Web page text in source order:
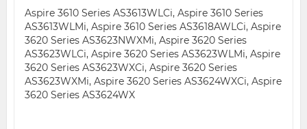
Aspire 3610 Series AS3613WLCi, Aspire 3610 Series
AS3613WLMi, Aspire 3610 Series AS3618AWLCi, Aspire
3620 Series AS3623NWXMi, Aspire 3620 Series
AS3623WLCi, Aspire 3620 Series AS3623WLMi, Aspire
3620 Series AS3623WXCi, Aspire 3620 Series
AS3623WXMi, Aspire 3620 Series AS3624WXCi, Aspire
3620 Series AS3624WX